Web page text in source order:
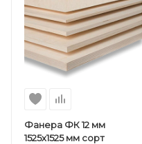
Фанера ФК 12 мм
1525х1525 мм сорт